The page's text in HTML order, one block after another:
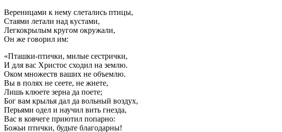
Вереницами к нему слетались птицы,
Стаями летали над кустами,
Легкокрылым кругом окружали,
Он же говорил им:
«Пташки-птички, милые сестрички,
И для вас Христос сходил на землю.
Оком множеств ваших не объемлю.
Вы в полях не сеете, не жнете,
Лишь клюете зерна да поете;
Бог вам крылья дал да вольный воздух,
Перьями одел и научил вить гнезда,
Вас в ковчеге приютил попарно:
Божьи птички, будьте благодарны!